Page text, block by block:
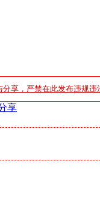
享，严禁在此发布违规
享